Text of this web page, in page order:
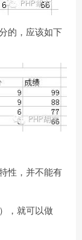
的，应该如下
性，并不能有
，就可以做